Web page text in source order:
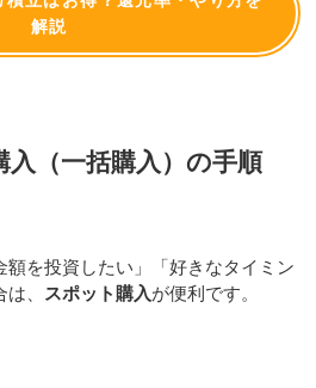
解説
（一括購入）の手順
額を投資したい」「好きなタイミン
、
スポット購入 が便利です。